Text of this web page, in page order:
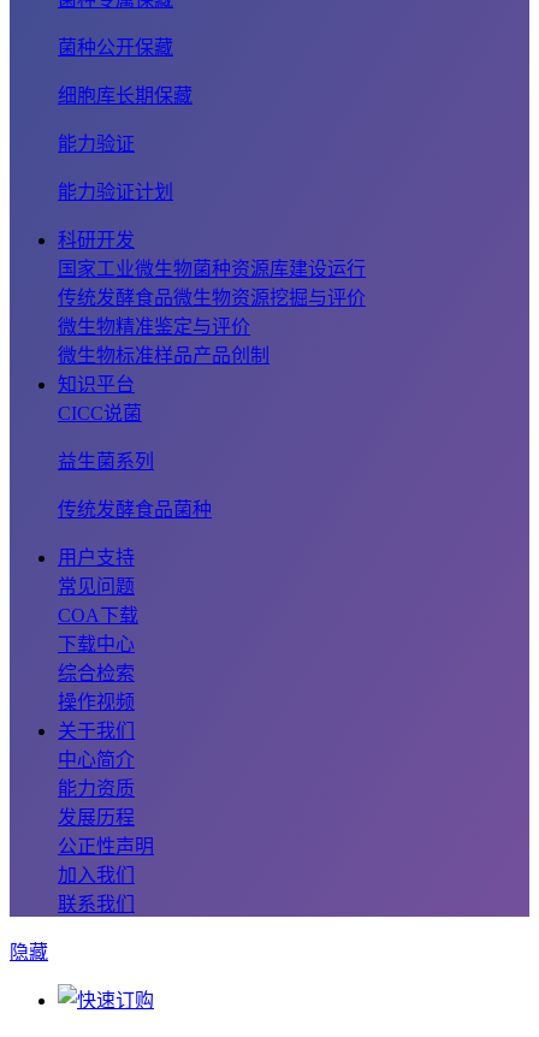
菌种公开保藏
细胞库长期保藏
能力验证
能力验证计划
科研开发
国家工业微生物菌种资源库建设运行
传统发酵食品微生物资源挖掘与评价
微生物精准鉴定与评价
微生物标准样品产品创制
知识平台
CICC说菌
益生菌系列
传统发酵食品菌种
用户支持
常见问题
COA下载
下载中心
综合检索
操作视频
关于我们
中心简介
能力资质
发展历程
公正性声明
加入我们
联系我们
隐藏